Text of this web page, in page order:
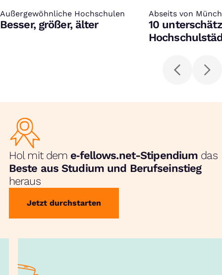
Außergewöhnliche Hochschulen
:
Besser, größer, älter
Abseits von
:
10
Hol mit dem e‑fellows.net-Stipendium das
Beste aus Studium und Berufseinstieg
heraus
Jetzt durchstarten